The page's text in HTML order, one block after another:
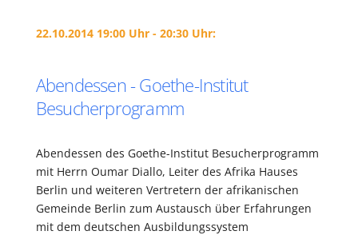
22.10.2014 19:00 Uhr - 20:30 Uhr:
Abendessen - Goethe-Institut
Besucherprogramm
Abendessen des Goethe-Institut Besucherprogramm
mit Herrn Oumar Diallo, Leiter des Afrika Hauses
Berlin und weiteren Vertretern der afrikanischen
Gemeinde Berlin zum Austausch über Erfahrungen
mit dem deutschen Ausbildungssystem